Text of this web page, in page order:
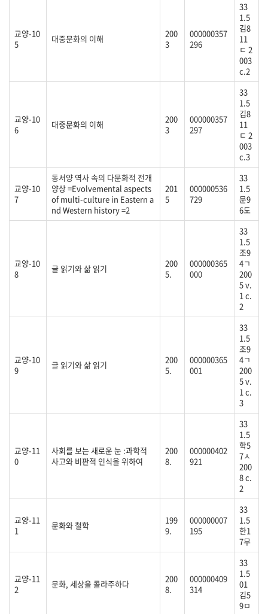
교양-10
5
대중문화의 이해
200
3
000000357
296
33
1.5
김8
11
ㄷ 2
003
c.2
교양-10
6
대중문화의 이해
200
3
000000357
297
33
1.5
김8
11
ㄷ 2
003
c.3
교양-10
7
동서양 역사 속의 다문화적 전개
양상 =Evolvemental aspects
of multi-culture in Eastern a
nd Western history =2
201
5
000000536
729
33
1.5
문9
6도
교양-10
8
글 읽기와 삶 읽기
200
5.
000000365
000
33
1.5
조9
4ㄱ
200
5 v.
1 c.
2
교양-10
9
글 읽기와 삶 읽기
200
5.
000000365
001
33
1.5
조9
4ㄱ
200
5 v.
1 c.
3
교양-11
0
사회를 보는 새로운 눈 :과학적
사고와 비판적 인식을 위하여
200
8.
000000402
921
33
1.5
학5
7ㅅ
200
8 c.
2
교양-11
1
문화와 철학
199
9.
000000007
195
33
1.5
한1
7무
교양-11
2
문화, 세상을 콜라주하다
200
8.
000000409
314
33
1.5
01
김5
9ㅁ